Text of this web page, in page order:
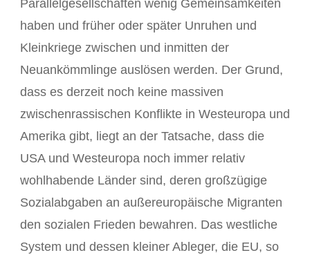
Parallelgesellschaften wenig Gemeinsamkeiten
haben und früher oder später Unruhen und
Kleinkriege zwischen und inmitten der
Neuankömmlinge auslösen werden. Der Grund,
dass es derzeit noch keine massiven
zwischenrassischen Konflikte in Westeuropa und
Amerika gibt, liegt an der Tatsache, dass die
USA und Westeuropa noch immer relativ
wohlhabende Länder sind, deren großzügige
Sozialabgaben an außereuropäische Migranten
den sozialen Frieden bewahren. Das westliche
System und dessen kleiner Ableger, die EU, so